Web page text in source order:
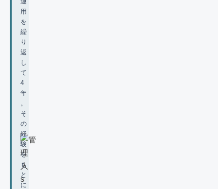
用
を
繰
り
返
し
て
4
年
。
そ
の
経
験
を
も
と
に